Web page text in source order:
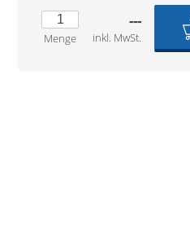
Menge
---
inkl. MwSt.